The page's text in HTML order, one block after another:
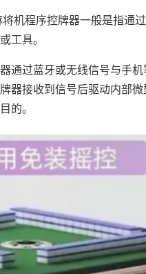
机程序控牌器一般是指通
工具。
通过蓝牙或无线信号与手
器接收到信号后驱动内部
的。